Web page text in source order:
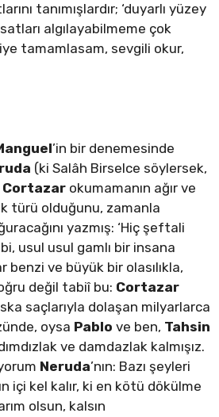
tanımışlardır; ‘duyarlı yüzey
algılayabilmeme çok
tamamlasam, sevgili okur,
’in bir denemesinde
(ki Salâh Birselce söylersek,
Cortazar okumamanın ağır ve
türü olduğunu, zamanla
yazmış: ‘Hiç şeftali
usul usul gamlı bir insana
ve büyük bir olasılıkla,
değil tabiî bu: Cortazar
saçlarıyla dolaşan milyarlarca
oysa Pablo ve ben, Tahsin
ve damdazlak kalmışız.
Neruda’nın: Bazı şeyleri
içi kel kalır, ki en kötü dökülme
olsun, kalsın